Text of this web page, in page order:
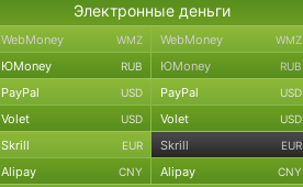
Электронные деньги
WebMoney WMZ WebMoney WMZ
ЮMoney RUB ЮMoney RUB
PayPal USD PayPal USD
Volet USD Volet USD
Skrill EUR Skrill EUR
Alipay CNY Alipay CNY